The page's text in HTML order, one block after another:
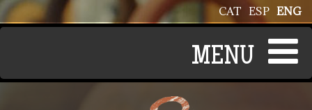
Skip to main content ENG
ESP
CAT